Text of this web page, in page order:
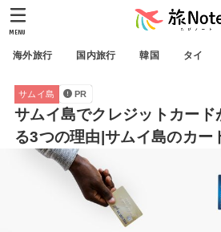
海外旅行 国内旅行 韓国 タイ
MENU
サムイ島 PR
サムイ島でクレジットカード
る3つの理由|サムイ島のカー